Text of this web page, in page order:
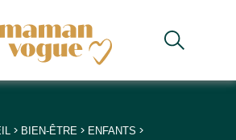
+
> BIEN-ÊTRE> ENFANTS >